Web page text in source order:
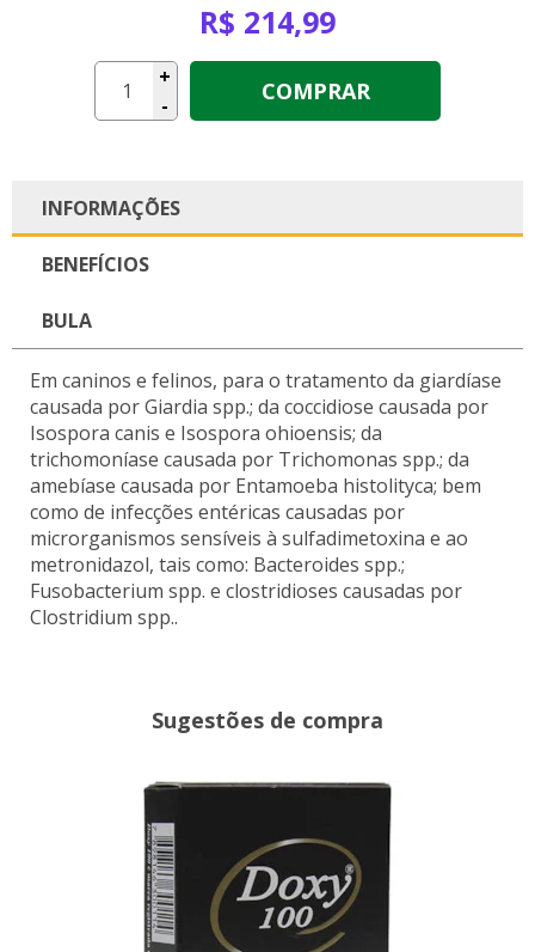
R$ 214,99
+
-
COMPRAR
INFORMAÇÕES
BENEFÍCIOS
BULA
Em caninos e felinos, para o tratamento da giardíase
causada por Giardia spp.; da coccidiose causada por
Isospora canis e Isospora ohioensis; da
trichomoníase causada por Trichomonas spp.; da
amebíase causada por Entamoeba histolityca; bem
como de infecções entéricas causadas por
microrganismos sensíveis à sulfadimetoxina e ao
metronidazol, tais como: Bacteroides spp.;
Fusobacterium spp. e clostridioses causadas por
Clostridium spp..
Sugestões de compra